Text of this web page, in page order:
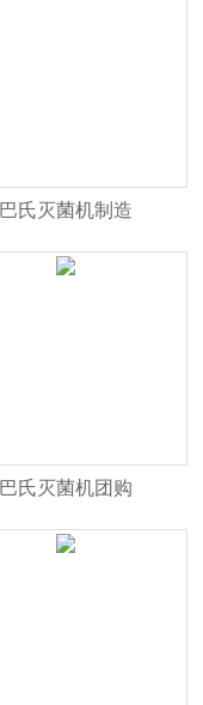
巴氏灭菌机制造
巴氏灭菌机团购